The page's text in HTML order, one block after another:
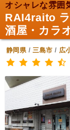
オシャレな雰囲
RAI4raito
酒屋・カラ
静岡県/三島市 / 広